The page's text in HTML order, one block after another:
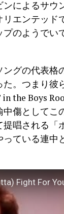
によるサウ
エンテッ
プのようでい
グの代表
。つまり彼
the Boys
中傷として
提唱される
っている連
Fight For